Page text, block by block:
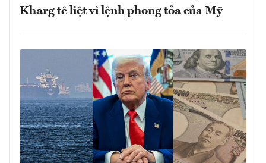
Kharg tê liệt vì lệnh phong tỏa của Mỹ